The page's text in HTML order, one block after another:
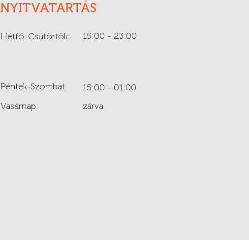
NYITVATARTÁS
Hétfő-Csütörtök: 15:00 - 23:00
Péntek-Szombat:
15:00 - 01:00
Vasárnap:
zárva